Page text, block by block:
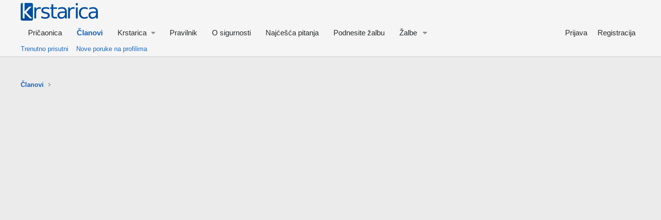
Pričaonica Članovi Krstarica Pravilnik O sigurnosti Najćešća pitanja Podnesite žalbu Žalbe Prijava Registracija
Trenutno prisutni Nove poruke na profilima
Članovi